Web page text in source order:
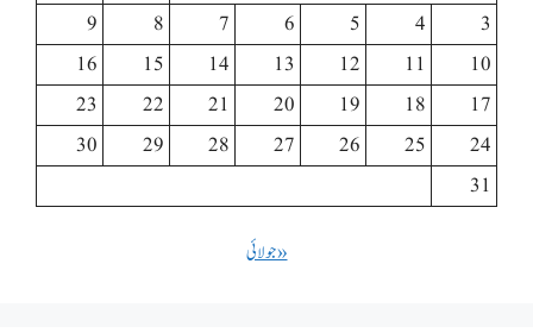
3
4
5
6
7
8
9
10
11
12
13
14
15
16
17
18
19
20
21
22
23
24
25
26
27
28
29
30
31
« جولائی